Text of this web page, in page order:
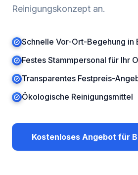
Reinigungskonzept an.
Schnelle Vor-Ort-Begehung in
Festes Stammpersonal für Ihr
Transparentes Festpreis-
Ökologische Reinigungsmittel
Kostenloses Angebot für